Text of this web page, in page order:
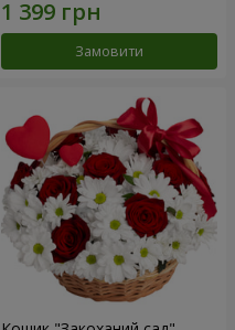
Замовити